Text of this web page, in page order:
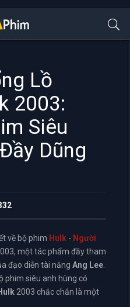
Lồ
2003:
Siêu
Dũng
về bộ phim Hulk - Người
một tác phẩm đầy tham
đạo diễn tài năng Ang Lee
phim siêu anh hùng có
2003 chắc chắn là một